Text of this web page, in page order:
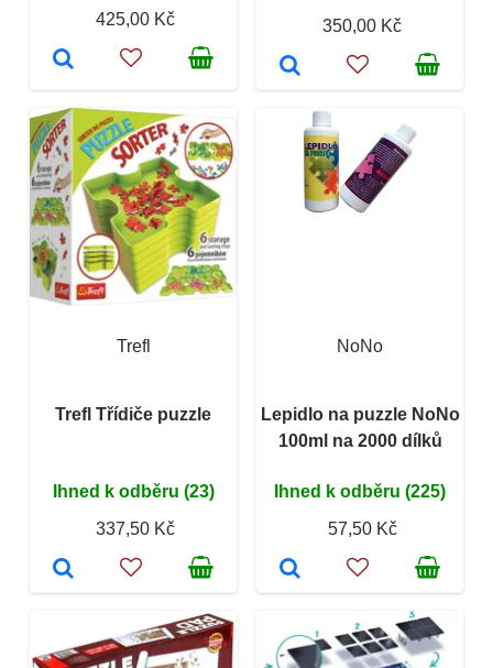
425,00 Kč
350,00 Kč
Trefl
Trefl Třídiče puzzle
Ihned k odběru (23)
337,50 Kč
NoNo
Lepidlo na puzzle NoNo
100ml na 2000 dílků
Ihned k odběru (225)
57,50 Kč